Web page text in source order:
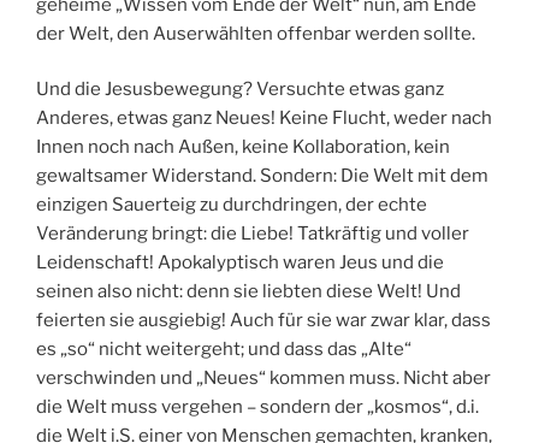
geheime „Wissen vom Ende der Welt“ nun, am Ende
der Welt, den Auserwählten offenbar werden sollte.
Und die Jesusbewegung? Versuchte etwas ganz
Anderes, etwas ganz Neues! Keine Flucht, weder nach
Innen noch nach Außen, keine Kollaboration, kein
gewaltsamer Widerstand. Sondern: Die Welt mit dem
einzigen Sauerteig zu durchdringen, der echte
Veränderung bringt: die Liebe! Tatkräftig und voller
Leidenschaft! Apokalyptisch waren Jeus und die
seinen also nicht: denn sie liebten diese Welt! Und
feierten sie ausgiebig! Auch für sie war zwar klar, dass
es „so“ nicht weitergeht; und dass das „Alte“
verschwinden und „Neues“ kommen muss. Nicht aber
die Welt muss vergehen – sondern der „kosmos“, d.i.
die Welt i.S. einer von Menschen gemachten, kranken,